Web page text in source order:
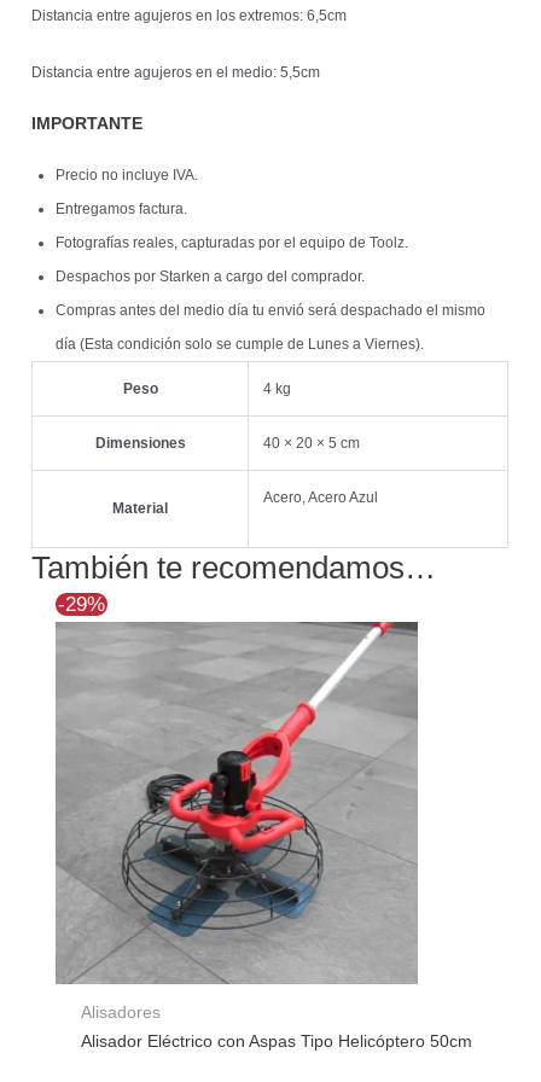
Distancia entre agujeros en los extremos: 6,5cm
Distancia entre agujeros en el medio: 5,5cm
IMPORTANTE
Precio no incluye IVA.
Entregamos factura.
Fotografías reales, capturadas por el equipo de Toolz.
Despachos por Starken a cargo del comprador.
Compras antes del medio día tu envió será despachado el mismo
día (Esta condición solo se cumple de Lunes a Viernes).
Peso 4 kg
Dimensiones 40 × 20 × 5 cm
Material
Acero, Acero Azul
También te recomendamos…
-29%
Alisadores
Alisador Eléctrico con Aspas Tipo Helicóptero 50cm
precio
original
$370.800.
precio
$263.403.